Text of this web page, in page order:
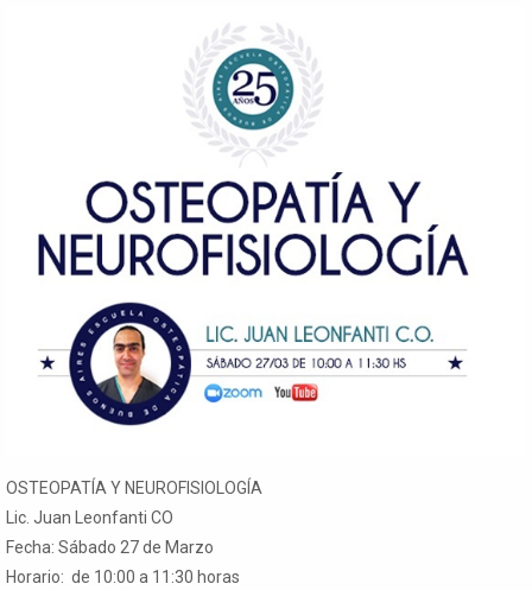
OSTEOPATÍA Y NEUROFISIOLOGÍA
Lic. Juan Leonfanti CO
Fecha: Sábado 27 de Marzo
Horario: de 10:00 a 11:30 horas